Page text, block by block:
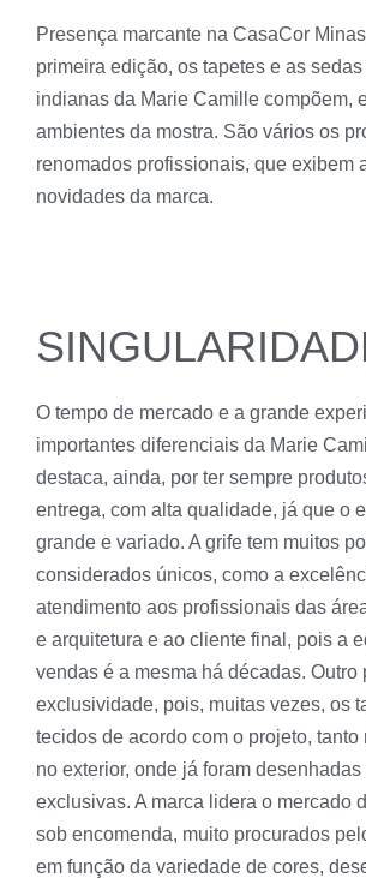
Presença marcante na CasaCor
primeira edição, os tapetes e as
indianas da Marie Camille compõem,
ambientes da mostra. São vários os
renomados profissionais, que exibem
novidades da marca.
O tempo de mercado e a grande
importantes diferenciais da Marie
destaca, ainda, por ter sempre
entrega, com alta qualidade, já que o
grande e variado. A grife tem muitos
considerados únicos, como a
atendimento aos profissionais das
e arquitetura e ao cliente final, pois a
vendas é a mesma há décadas. Outro
exclusividade, pois, muitas vezes, os
tecidos de acordo com o projeto, tanto
no exterior, onde já foram
exclusivas. A marca lidera o mercado
sob encomenda, muito procurados
em função da variedade de cores,